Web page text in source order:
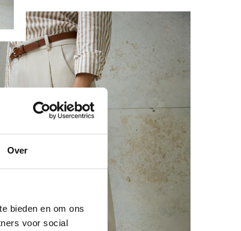
Over
bieden en om ons
voor social